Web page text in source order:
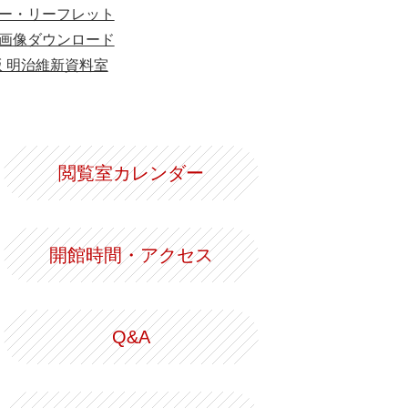
・リーフレット
像ダウンロード
明治維新資料室
閲覧室カレンダー
開館時間・アクセス
Q&A